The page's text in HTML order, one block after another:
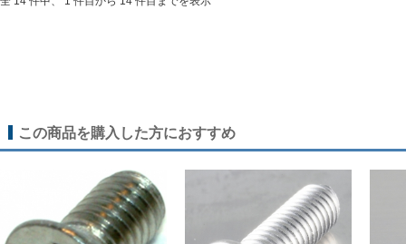
この商品を購入した方におすすめ